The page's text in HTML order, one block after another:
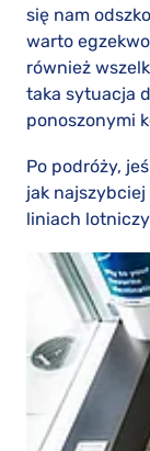
się nam
warto
również
taka sytuacja
ponoszonymi
Po podróży,
jak najszybciej
liniach